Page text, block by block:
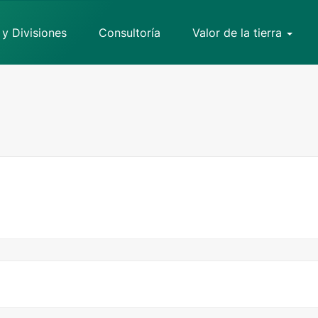
Divisiones Consultoría Valor de la tierra